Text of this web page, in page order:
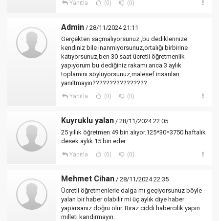
Yanıtla (0) (0)
Admin / 28/11/2024 21:11
Gerçekten saçmalıyorsunuz ,bu dediklerinize
kendiniz bile inanmıyorsunuz,ortalığı birbirine
katıyorsunuz,ben 30 saat ücretli öğretmenlik
yapıyorum bu dediğiniz rakamı anca 3 aylık
toplamını söylüyorsunuz,malesef insanları
yanıltmayın????????????????
Yanıtla (0) (0)
Kuyruklu yalan / 28/11/2024 22:05
25 yıllık öğretmen 49 bin alıyor.125*30=3750 haftalık
desek aylık 15 bin eder
Yanıtla (0) (0)
Mehmet Cihan / 28/11/2024 22:35
Ücretli öğretmenlerle dalga mı geçiyorsunuz böyle
yalan bir haber olabilir mi üç aylık diye haber
yaparsanız doğru olur. Biraz ciddi habercilik yapın
milleti kandırmayın.